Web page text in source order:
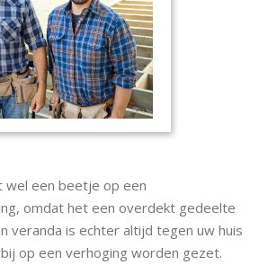
wel een beetje op een
omdat het een overdekt gedeelte
veranda is echter altijd tegen uw huis
op een verhoging worden gezet.